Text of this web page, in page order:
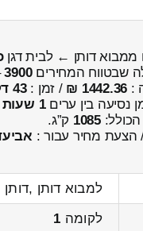
שבטווח המחירים3900
:
1442.36 ₪ / זמן :43 דקות 1 שניות
נסיעה בין ערים1 שעות , 8 דקות
1085 ק”ג.
מחיר עבור :
למבוא דותן ,דותן
לקומה 1